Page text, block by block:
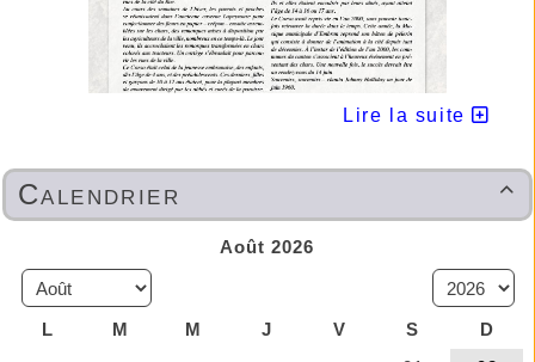
Pour tous nos abonnés,
►Papeterie RECTO-VERSO
Place de la Mazelière à EMBRUN
►A.S.E.P.E. cliquer ici :Nous contacter
Lire la suite

Calendrier